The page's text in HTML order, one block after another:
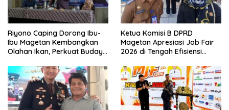
Riyono Caping Dorong Ibu-
Ibu Magetan Kembangkan
Olahan Ikan, Perkuat Budaya
Ketua Komisi B DPRD
Magetan Apresiasi Job Fair
2026 di Tengah Efisiensi